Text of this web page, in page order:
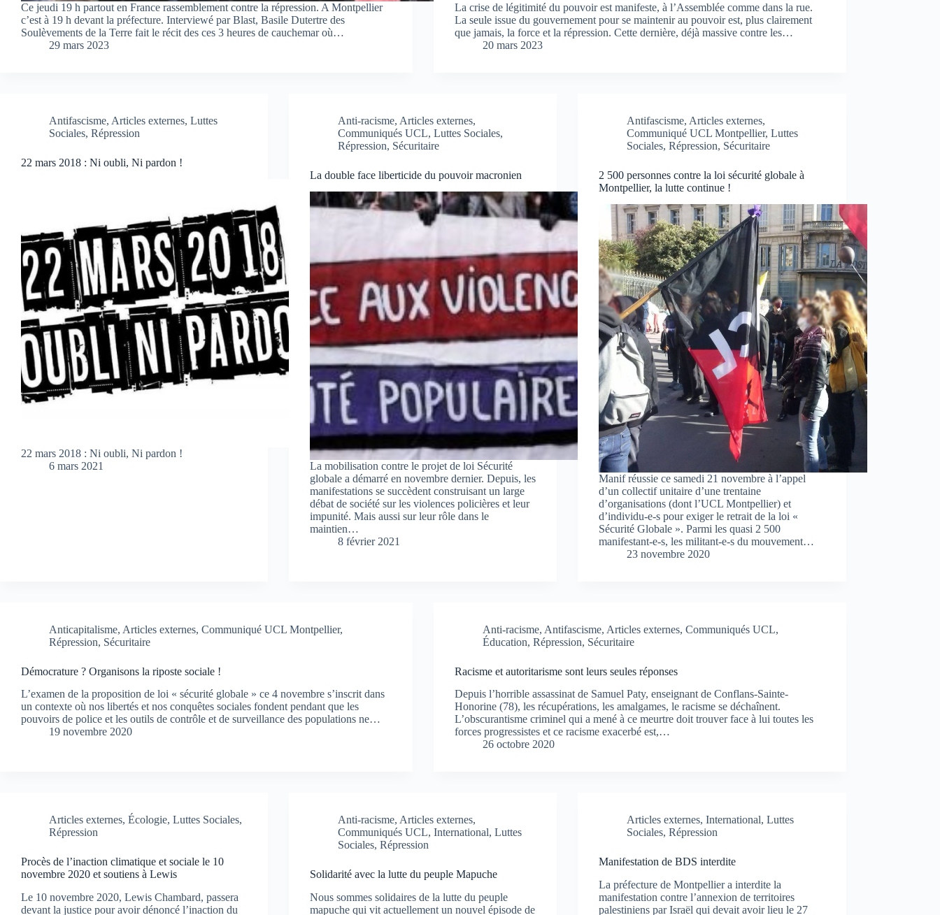
Ce jeudi 19 h partout en France rassemblement contre la répression. A Montpellier
c’est à 19 h devant la préfecture. Interviewé par Blast, Basile Dutertre des
Soulèvements de la Terre fait le récit des ces 3 heures de cauchemar où…
29 mars 2023
La crise de légitimité du pouvoir est manifeste, à l’Assemblée comme dans la rue.
La seule issue du gouvernement pour se maintenir au pouvoir est, plus clairement
que jamais, la force et la répression. Cette dernière, déjà massive contre les…
20 mars 2023
Antifascisme, Articles externes, Luttes
Sociales, Répression
22 mars 2018 : Ni oubli, Ni pardon !
22 mars 2018 : Ni oubli, Ni pardon !
6 mars 2021
Anti-racisme, Articles externes,
Communiqués UCL,Luttes Sociales,
Répression, Sécuritaire
La double face liberticide du pouvoir macronien
La mobilisation contre le projet de loi Sécurité
globale a démarré en novembre dernier. Depuis, les
manifestations se succèdent construisant un large
débat de société sur les violences policières et leur
impunité. Mais aussi sur leur rôle dans le
maintien…
8 février 2021
Antifascisme, Articles externes,
Communiqué UCL Montpellier,Luttes
Sociales,Répression, Sécuritaire
2 500 personnes contre la loi sécurité globale à
Montpellier, la lutte continue !
Manif réussie ce samedi 21 novembre à l’appel
d’un collectif unitaire d’une trentaine
d’organisations (dont l’UCL Montpellier) et
d’individu-e-s pour exiger le retrait de la loi «
Sécurité Globale ». Parmi les quasi 2 500
manifestant-e-s, les militant-e-s du mouvement…
23 novembre 2020
Anticapitalisme, Articles externes, Communiqué UCL Montpellier,
Répression, Sécuritaire
Démocrature ? Organisons la riposte sociale !
L’examen de la proposition de loi « sécurité globale » ce 4 novembre s’inscrit dans
un contexte où nos libertés et nos conquêtes sociales fondent pendant que les
pouvoirs de police et les outils de contrôle et de surveillance des populations ne…
19 novembre 2020
Anti-racisme, Antifascisme, Articles externes, Communiqués UCL,
Éducation, Répression, Sécuritaire
Racisme et autoritarisme sont leurs seules réponses
Depuis l’horrible assassinat de Samuel Paty, enseignant de Conflans-Sainte-
Honorine (78), les récupérations, les amalgames, le racisme se déchaînent.
L’obscurantisme criminel qui a mené à ce meurtre doit trouver face à lui toutes les
forces progressistes et ce racisme exacerbé est,…
26 octobre 2020
Articles externes, Écologie, Luttes Sociales,
Répression
Procès de l’inaction climatique et sociale le 10
novembre 2020 et soutiens à Lewis
Le 10 novembre 2020, Lewis Chambard, passera
devant la justice pour avoir dénoncé l’inaction du
Anti-racisme, Articles externes,
Communiqués UCL,International,Luttes
Sociales,Répression
Solidarité avec la lutte du peuple Mapuche
Nous sommes solidaires de la lutte du peuple
mapuche qui vit actuellement un nouvel épisode de
Articles externes,International,Luttes
Sociales,Répression
Manifestation de BDS interdite
La préfecture de Montpellier a interdite la
manifestation contre l’annexion de territoires
palestiniens par Israël qui devait avoir lieu le 27